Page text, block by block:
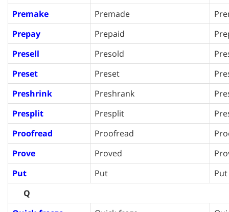
Premake
Premade
Prepay
Prepaid
Presell
Presold
Preset
Preset
Preshrink
Preshrank
Presplit
Presplit
Proofread
Proofread
Prove
Proved
Put
Put
Put
Q